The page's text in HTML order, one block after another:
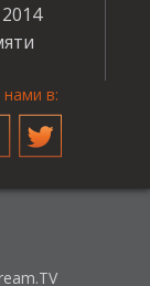
нами в:
Twitter